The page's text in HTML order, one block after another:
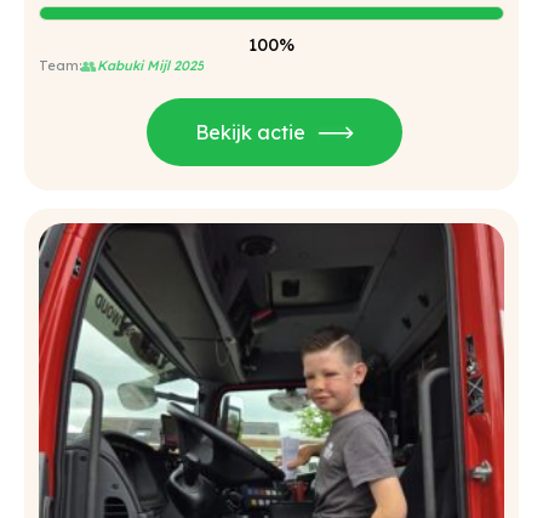
Bekijk actie
👥Kabuki Mijl 2025
100%